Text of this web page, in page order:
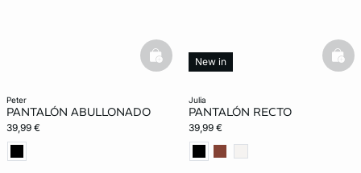
peter
PANTALÓN ABULLONADO
39,99 €
basketfull
julia
PANTALÓN RECTO
39,99 €
New in